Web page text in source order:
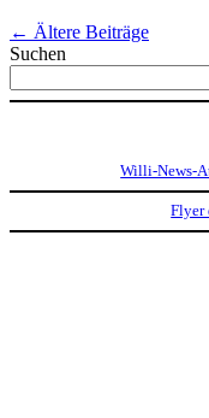
← Ältere Beiträge
Suchen
Willi-News-
Flyer